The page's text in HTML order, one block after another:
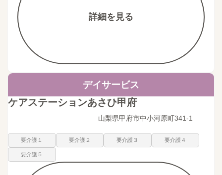
詳細を見る
デイサービス
ケアステーションあさひ甲府
山梨県甲府市中小河原町341-1
要介護１ 要介護２ 要介護３ 要介護４
要介護５